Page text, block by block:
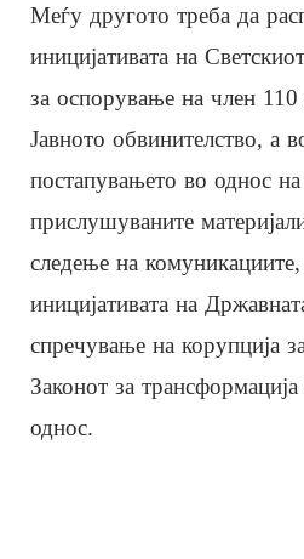
Меѓу другото треба да
иницијативата на
за оспорување на член 110
Јавното обвинителство, а
постапувањето во однос на
прислушуваните
следење на
иницијативата на
спречување на корупција
Законот за
однос.